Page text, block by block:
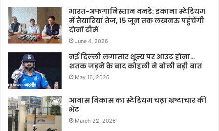
भारत-अफगानिस्तान वनडे: इकाना स्टेडियम
में तैयारियां तेज, 15 जून तक लखनऊ पहुंचेंगी
दोनों टीमें
June 4, 2026
नई दिल्ली लगातार शून्य पर आउट होना…
शतक जड़ने के बाद कोहली ने बोली बड़ी बात
May 16, 2026
आवास विकास का स्टेडियम चढ़ा भ्रष्टाचार की
भेंट
March 22, 2026